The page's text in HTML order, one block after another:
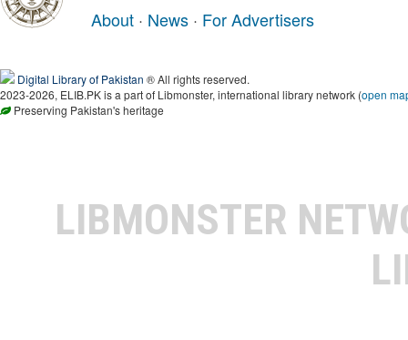
About · News · For Advertisers
Digital Library of Pakistan ® All rights reserved.
2023-2026, ELIB.PK is a part of Libmonster, international library network (open
Preserving Pakistan's heritage
LIBMONSTER